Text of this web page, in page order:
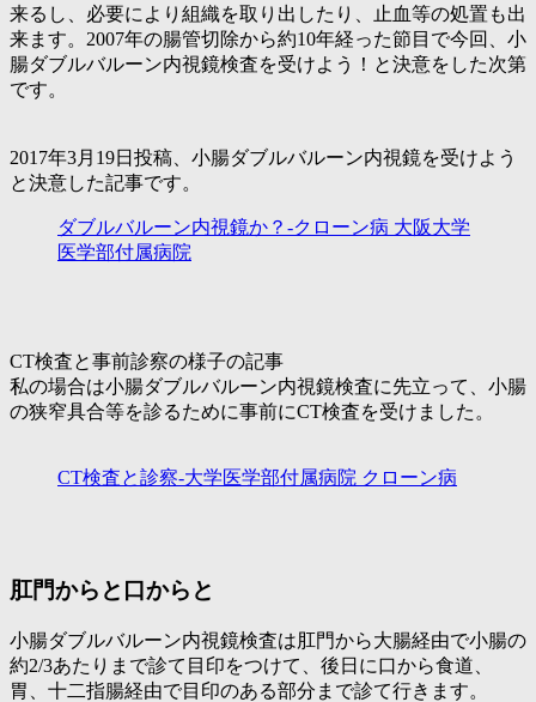
来るし、必要により組織を取り出したり、止血等の処置も出
来ます。2007年の腸管切除から約10年経った節目で今回、小
腸ダブルバルーン内視鏡検査を受けよう！と決意をした次第
です。
2017年3月19日投稿、小腸ダブルバルーン内視鏡を受けよう
と決意した記事です。
ダブルバルーン内視鏡か？-クローン病 大阪大学
医学部付属病院
CT検査と事前診察の様子の記事
私の場合は小腸ダブルバルーン内視鏡検査に先立って、小腸
の狭窄具合等を診るために事前にCT検査を受けました。
CT検査と診察-大学医学部付属病院 クローン病
肛門からと口からと
小腸ダブルバルーン内視鏡検査は肛門から大腸経由で小腸の
約2/3あたりまで診て目印をつけて、後日に口から食道、
胃、十二指腸経由で目印のある部分まで診て行きます。